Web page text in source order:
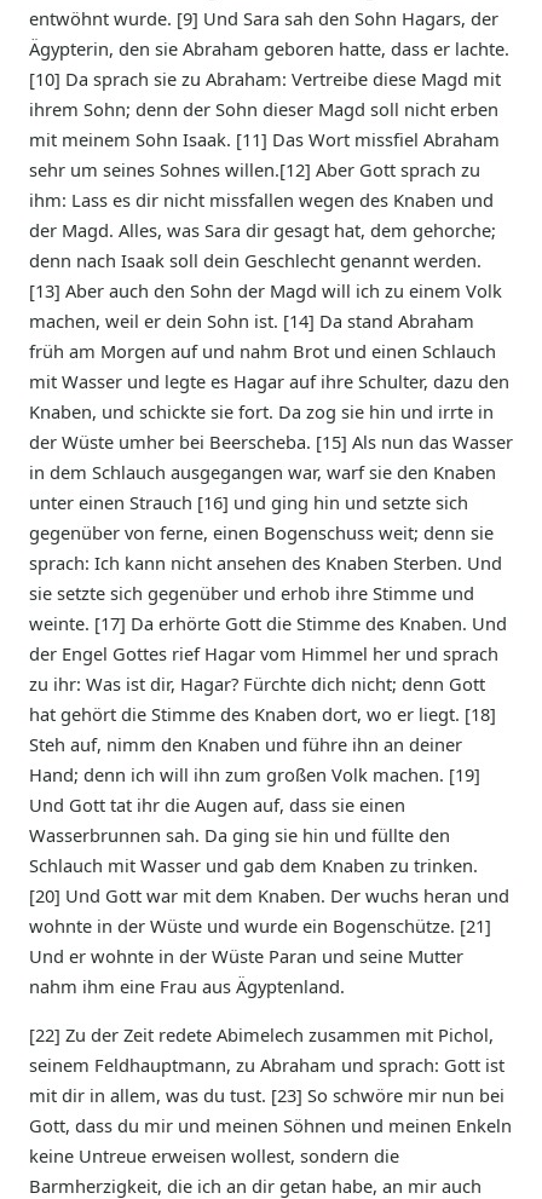
entwöhnt wurde. [9] Und Sara sah den Sohn Hagars, der
Ägypterin, den sie Abraham geboren hatte, dass er lachte.
[10] Da sprach sie zu Abraham: Vertreibe diese Magd mit
ihrem Sohn; denn der Sohn dieser Magd soll nicht erben
mit meinem Sohn Isaak. [11] Das Wort missfiel Abraham
sehr um seines Sohnes willen.[12] Aber Gott sprach zu
ihm: Lass es dir nicht missfallen wegen des Knaben und
der Magd. Alles, was Sara dir gesagt hat, dem gehorche;
denn nach Isaak soll dein Geschlecht genannt werden.
[13] Aber auch den Sohn der Magd will ich zu einem Volk
machen, weil er dein Sohn ist. [14] Da stand Abraham
früh am Morgen auf und nahm Brot und einen Schlauch
mit Wasser und legte es Hagar auf ihre Schulter, dazu den
Knaben, und schickte sie fort. Da zog sie hin und irrte in
der Wüste umher bei Beerscheba. [15] Als nun das Wasser
in dem Schlauch ausgegangen war, warf sie den Knaben
unter einen Strauch [16] und ging hin und setzte sich
gegenüber von ferne, einen Bogenschuss weit; denn sie
sprach: Ich kann nicht ansehen des Knaben Sterben. Und
sie setzte sich gegenüber und erhob ihre Stimme und
weinte. [17] Da erhörte Gott die Stimme des Knaben. Und
der Engel Gottes rief Hagar vom Himmel her und sprach
zu ihr: Was ist dir, Hagar? Fürchte dich nicht; denn Gott
hat gehört die Stimme des Knaben dort, wo er liegt. [18]
Steh auf, nimm den Knaben und führe ihn an deiner
Hand; denn ich will ihn zum großen Volk machen. [19]
Und Gott tat ihr die Augen auf, dass sie einen
Wasserbrunnen sah. Da ging sie hin und füllte den
Schlauch mit Wasser und gab dem Knaben zu trinken.
[20] Und Gott war mit dem Knaben. Der wuchs heran und
wohnte in der Wüste und wurde ein Bogenschütze. [21]
Und er wohnte in der Wüste Paran und seine Mutter
nahm ihm eine Frau aus Ägyptenland.
[22] Zu der Zeit redete Abimelech zusammen mit Pichol,
seinem Feldhauptmann, zu Abraham und sprach: Gott ist
mit dir in allem, was du tust. [23] So schwöre mir nun bei
Gott, dass du mir und meinen Söhnen und meinen Enkeln
keine Untreue erweisen wollest, sondern die
Barmherzigkeit, die ich an dir getan habe, an mir auch